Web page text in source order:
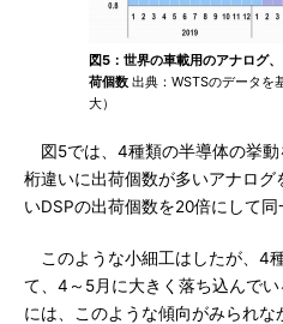
図5：世界の車載用のアナログ
荷個数 出典：WSTSのデータを
大）
図5では、4種類の半導体の挙動
桁違いに出荷個数が多いアナロ
いDSPの出荷個数を20倍にして同
このような小細工はしたが、4
て、4～5月に大きく落ち込んで
には、このような傾向がみられ